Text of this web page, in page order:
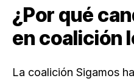
¿Por qué
en coalición
La coalición Sigamos